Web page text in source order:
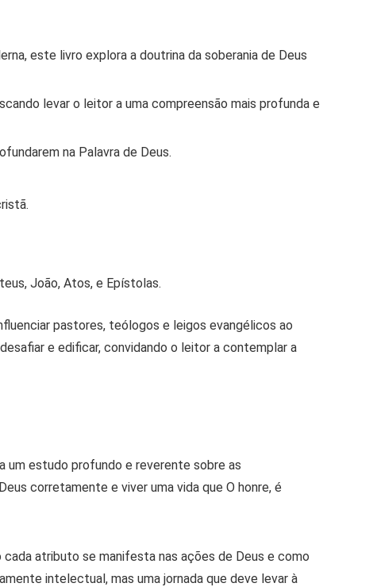
este livro explora a doutrina da soberania de Deus
levar o leitor a uma compreensão mais profunda e
na Palavra de Deus.
João, Atos, e Epístolas.
pastores, teólogos e leigos evangélicos ao
e edificar, convidando o leitor a contemplar a
um estudo profundo e reverente sobre as
corretamente e viver uma vida que O honre, é
atributo se manifesta nas ações de Deus e como
intelectual, mas uma jornada que deve levar à